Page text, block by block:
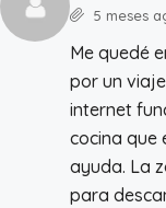
5 meses
Me quedé
por un
internet
cocina que
ayuda. La
para